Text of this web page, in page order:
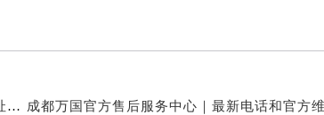
亲身探访成都万国官方售后服务中心｜服务热线及完整地址（2026年7月最新）